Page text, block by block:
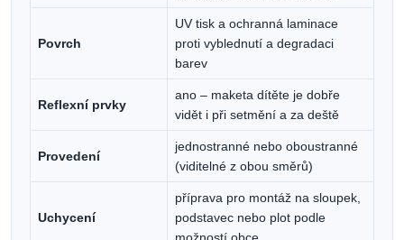
Povrch
UV tisk a ochranná laminace
proti vyblednutí a degradaci
barev
Reflexní prvky
ano – maketa dítěte je dobře
vidět i při setmění a za deště
Provedení
jednostranné nebo oboustranné
(viditelné z obou směrů)
Uchycení
příprava pro montáž na sloupek,
podstavec nebo plot podle
možností obce